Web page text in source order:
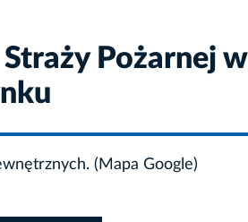
Pożarnej w
(Mapa Google)